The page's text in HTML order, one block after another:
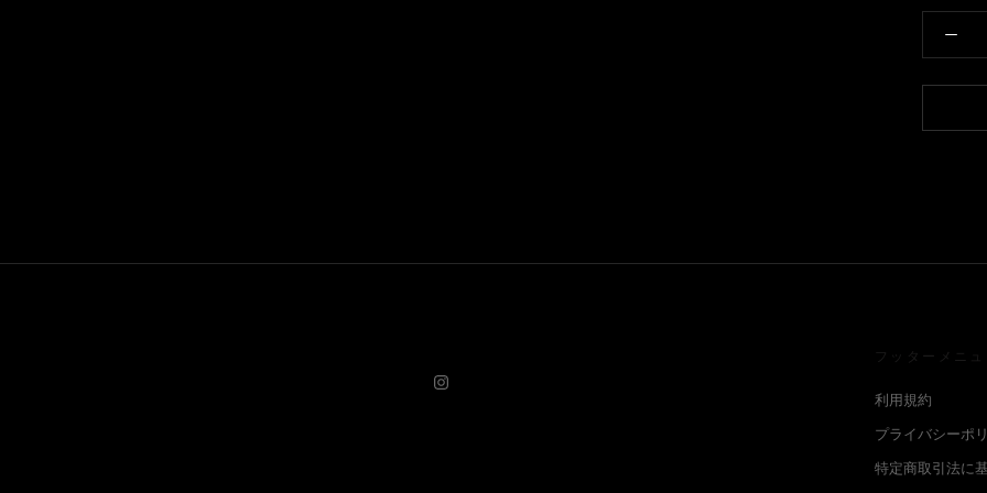
フッターメニュ
利用規約
プライバシーポ
特定商取引法に